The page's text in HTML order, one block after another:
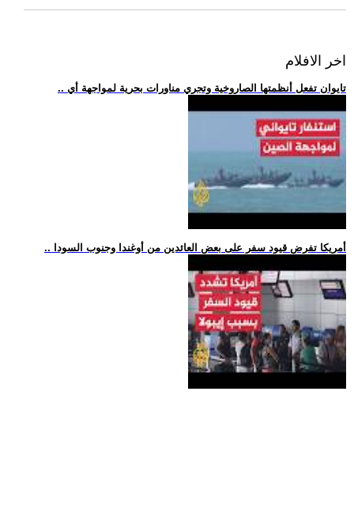
اخر الافلام
.. تايوان تفعل أنظمتها الصاروخية وتجري مناورات بحرية لمواجهة أي
.. أمريكا تفرض قيود سفر على بعض العائدين من أوغندا وجنوب السودا